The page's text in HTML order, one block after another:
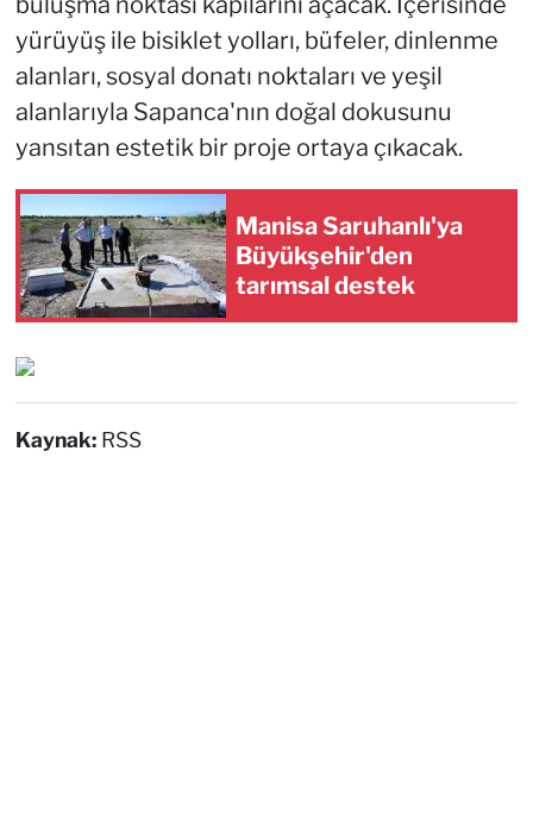
yürüyüş ile bisiklet yolları, büfeler, dinlenme
alanları, sosyal donatı noktaları ve yeşil
alanlarıyla Sapanca'nın doğal dokusunu
yansıtan estetik bir proje ortaya çıkacak.
Manisa Saruhanlı'ya
Büyükşehir'den
tarımsal destek
Kaynak: RSS